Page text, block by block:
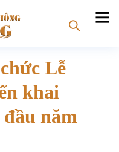
Lễ
khai
năm